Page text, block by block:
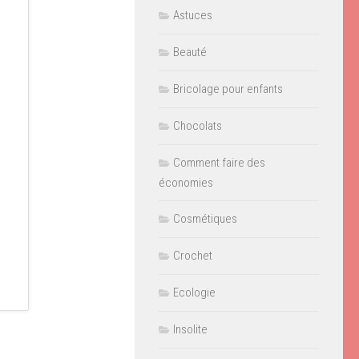
Astuces
Beauté
Bricolage pour enfants
Chocolats
Comment faire des
économies
Cosmétiques
Crochet
Ecologie
Insolite